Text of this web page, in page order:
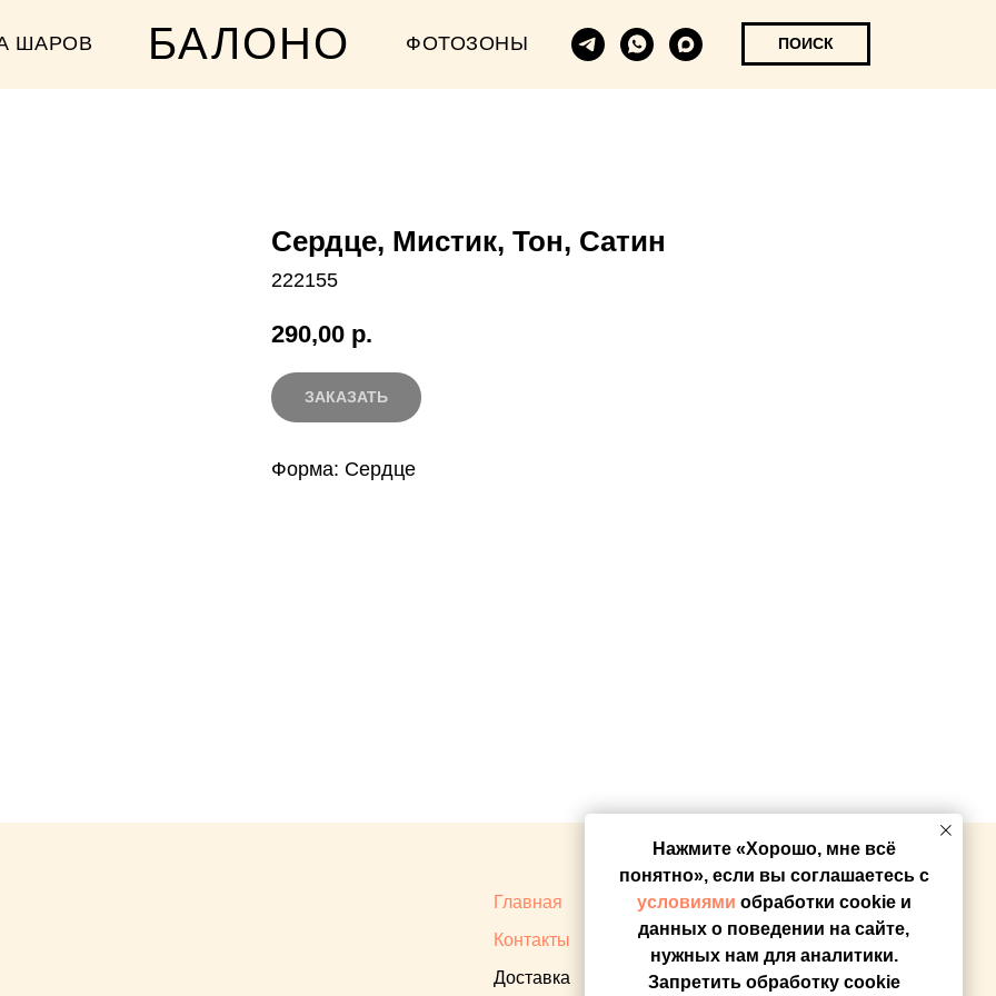
БАЛОНО
ШАРОВ ФОТОЗОНЫ ПОИСК
Сердце, Мистик, Тон, Сатин
222155
290,00 р.
ЗАКАЗАТЬ
Форма: Сердце
Нажмите «Хорошо, мне всё
понятно», если вы соглашаетесь с
условиями обработки cookie и
данных о поведении на сайте,
нужных нам для аналитики.
Запретить обработку cookie
Главная
Контакты
Доставка
Оплата
Прайс